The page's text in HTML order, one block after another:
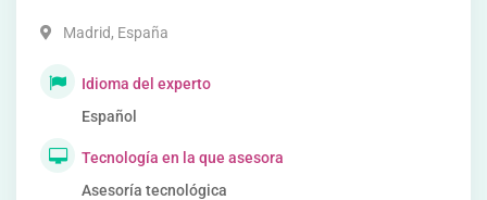
Madrid, España
Idioma del experto
Español
Tecnología en la que asesora
Asesoría tecnológica